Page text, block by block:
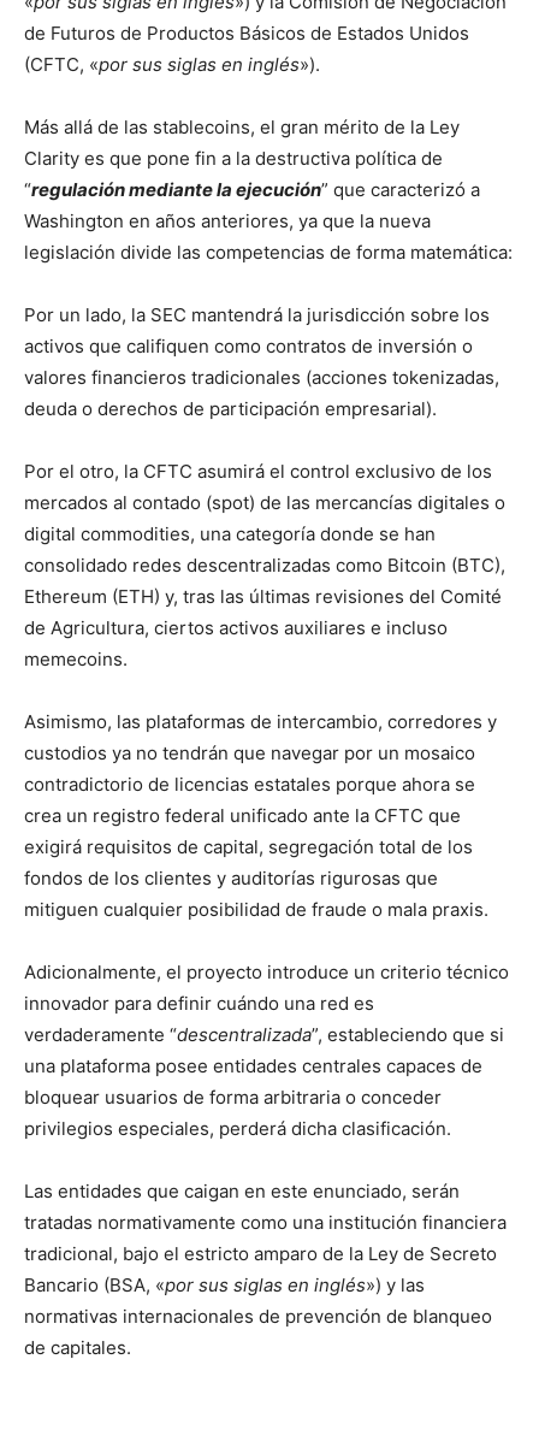
de Futuros de Productos Básicos de Estados Unidos
(CFTC, «por sus siglas en inglés»).
Más allá de las stablecoins, el gran mérito de la Ley
Clarity es que pone fin a la destructiva política de
“regulación mediante la ejecución” que caracterizó a
Washington en años anteriores, ya que la nueva
legislación divide las competencias de forma matemática:
Por un lado, la SEC mantendrá la jurisdicción sobre los
activos que califiquen como contratos de inversión o
valores financieros tradicionales (acciones tokenizadas,
deuda o derechos de participación empresarial).
Por el otro, la CFTC asumirá el control exclusivo de los
mercados al contado (spot) de las mercancías digitales o
digital commodities, una categoría donde se han
consolidado redes descentralizadas como Bitcoin (BTC),
Ethereum (ETH) y, tras las últimas revisiones del Comité
de Agricultura, ciertos activos auxiliares e incluso
memecoins.
Asimismo, las plataformas de intercambio, corredores y
custodios ya no tendrán que navegar por un mosaico
contradictorio de licencias estatales porque ahora se
crea un registro federal unificado ante la CFTC que
exigirá requisitos de capital, segregación total de los
fondos de los clientes y auditorías rigurosas que
mitiguen cualquier posibilidad de fraude o mala praxis.
Adicionalmente, el proyecto introduce un criterio técnico
innovador para definir cuándo una red es
verdaderamente “descentralizada”, estableciendo que si
una plataforma posee entidades centrales capaces de
bloquear usuarios de forma arbitraria o conceder
privilegios especiales, perderá dicha clasificación.
Las entidades que caigan en este enunciado, serán
tratadas normativamente como una institución financiera
tradicional, bajo el estricto amparo de la Ley de Secreto
Bancario (BSA, «por sus siglas en inglés») y las
normativas internacionales de prevención de blanqueo
de capitales.